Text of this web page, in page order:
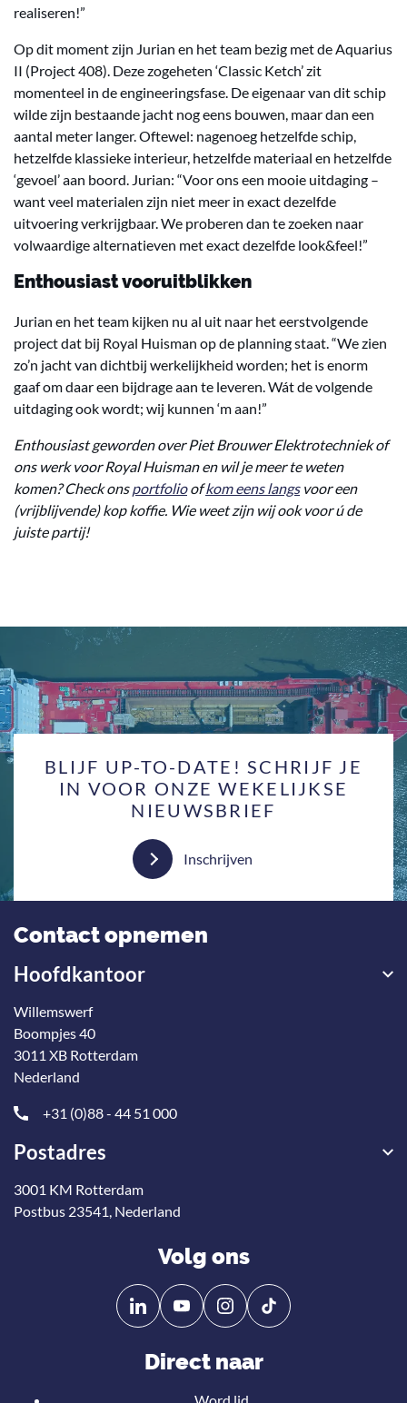
realiseren!”
Op dit moment zijn Jurian en het team bezig met de Aquarius
II (Project 408). Deze zogeheten ‘Classic Ketch’ zit
momenteel in de engineeringsfase. De eigenaar van dit schip
wilde zijn bestaande jacht nog eens bouwen, maar dan een
aantal meter langer. Oftewel: nagenoeg hetzelfde schip,
hetzelfde klassieke interieur, hetzelfde materiaal en hetzelfde
‘gevoel’ aan boord. Jurian: “Voor ons een mooie uitdaging –
want veel materialen zijn niet meer in exact dezelfde
uitvoering verkrijgbaar. We proberen dan te zoeken naar
volwaardige alternatieven met exact dezelfde look&feel!”
Enthousiast vooruitblikken
Jurian en het team kijken nu al uit naar het eerstvolgende
project dat bij Royal Huisman op de planning staat. “We zien
zo’n jacht van dichtbij werkelijkheid worden; het is enorm
gaaf om daar een bijdrage aan te leveren. Wát de volgende
uitdaging ook wordt; wij kunnen ‘m aan!”
Enthousiast geworden over Piet Brouwer Elektrotechniek of
ons werk voor Royal Huisman en wil je meer te weten
komen? Check onsportfolioofkom eens langsvoor een
(vrijblijvende) kop koffie. Wie weet zijn wij ook voor ú de
juiste partij!
BLIJF UP-TO-DATE! SCHRIJF JE
IN VOOR ONZE WEKELIJKSE
NIEUWSBRIEF
Inschrijven
Contact opnemen
Hoofdkantoor
Willemswerf
Boompjes 40
3011 XB Rotterdam
Nederland
+31 (0)88 - 44 51 000
Postadres
3001 KM Rotterdam
Postbus 23541, Nederland
Volg ons
Volg
ons
Linkedin
Volg
ons
YouTube
Direct naar